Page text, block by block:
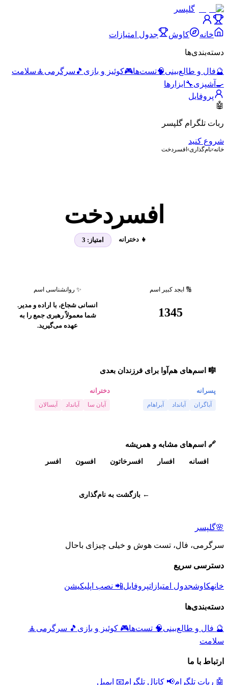
گلپسر
خانه کاوش جدول امتیازات
دسته‌بندی‌ها
🔮فال و طالع‌بینی🧠تست‌ها🎮کوئیز و بازی 🎵 سرگرمی 🧘 سلامت
🍳 آشپزی🔧 ابزارها
پروفایل
🤖
ربات تلگرام گلپسر
شروع کنید
خانه›نام‌گذاری› افسردخت
افسردخت
👧 دخترانه امتیاز: 3
🔢 ابجد کبیر اسم
1345
✨ روانشناسی اسم
انسانی شجاع، با اراده و مدیر.
شما معمولاً رهبری جمع را به
عهده می‌گیرید.
🎼 اسم‌های هم‌آوا برای فرزندان بعدی
پسرانه
آباگران آبانداد آبراهام
دخترانه
آبان سا آبانداد آبسالان
🔗 اسم‌های مشابه و همریشه
افسانه افسار افسرخاتون افسون افسر
← بازگشت به نام‌گذاری
🌸گلپسر
سرگرمی، فال، تست هوش و خیلی چیزای باحال
دسترسی سریع
خانهکاوشجدول امتیازاتپروفایل📲 نصب اپلیکیشن
دسته‌بندی‌ها
🔮 فال و طالع‌بینی🧠 تست‌ها🎮 کوئیز و بازی 🎵 سرگرمی 🧘
سلامت
ارتباط با ما
🤖 ربات تلگرام📢 کانال تلگرام📧 ایمیل